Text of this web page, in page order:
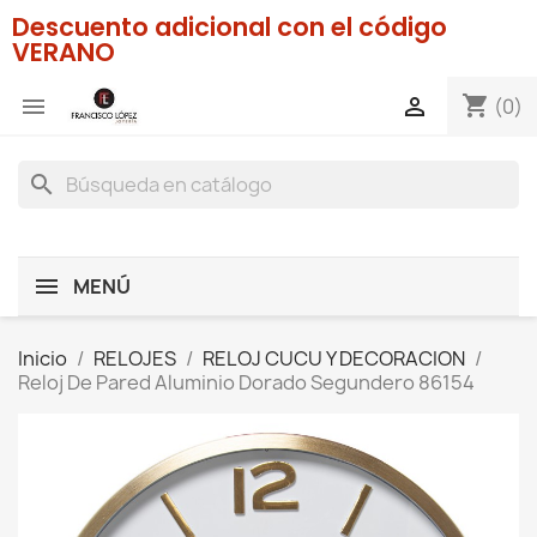
Descuento adicional con el código
VERANO
 shopping_cart (0)

search
MENÚ
Inicio RELOJES
RELOJ CUCU Y DECORACION
Reloj De Pared Aluminio Dorado Segundero 86154